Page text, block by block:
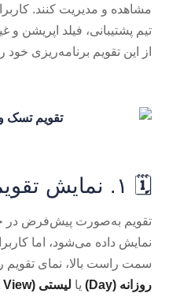
مشاهده و مدیریت کنند.
تیم پشتیبانی، فیلد اپریشن و
از این تقویم برنامه‌ریزی خود
🗓️ ۱. نمایش تقویم
تقویم به‌صورت پیش‌فرض در
نمایش داده می‌شود، اما
سمت راست بالا، نمای تقویم
روزانه (Day)
یا لیستی (List View)